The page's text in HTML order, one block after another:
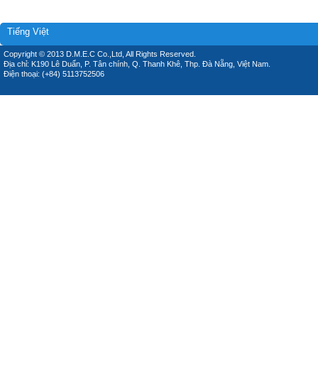
Tiếng Việt
Copyright © 2013 D.M.E.C Co.,Ltd, All Rights Reserved.
Địa chỉ: K190 Lê Duẩn, P. Tân chính, Q. Thanh Khê, Thp. Đà Nẵng, Việt Nam.
Điện thoại: (+84) 5113752506